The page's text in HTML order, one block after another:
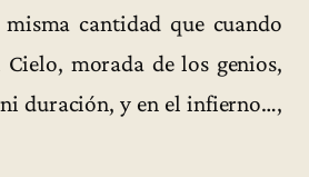
misma cantidad que cuando
morada de los genios,
duración, y en el infierno…,